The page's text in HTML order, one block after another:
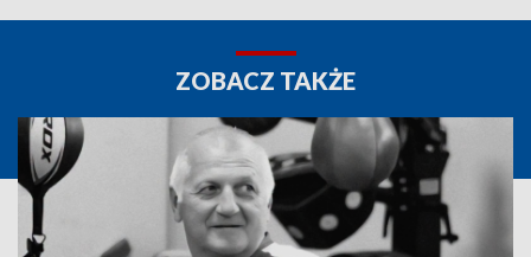
ZOBACZ TAKŻE